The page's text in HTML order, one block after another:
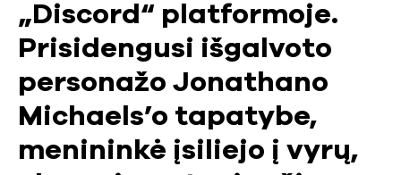
„Discord“ platformoje.
Prisidengusi išgalvoto
personažo Jonathano
Michaels’o tapatybe,
menininkė įsiliejo į vyrų,